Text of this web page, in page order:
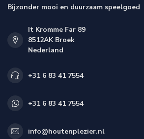
Bijzonder mooi en duurzaam speelgoed
It Kromme Far 89
8512AK Broek
Nederland
+31 6 83 41 7554
+31 6 83 41 7554
info@houtenplezier.nl